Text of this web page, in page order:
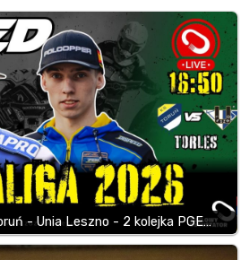
- Unia Leszno - 2 kolejka PGE…